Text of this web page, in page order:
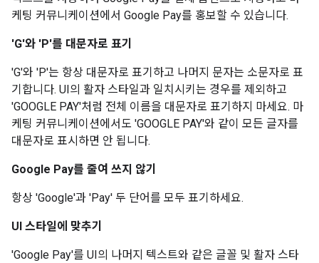
케팅 커뮤니케이션에서 Google Pay를 홍보할 수 있습니다.
'G'와 'P'를 대문자로 표기
'G'와 'P'는 항상 대문자로 표기하고 나머지 문자는 소문자로 표
기합니다. UI의 활자 스타일과 일치시키는 경우를 제외하고
'GOOGLE PAY'처럼 전체 이름을 대문자로 표기하지 마세요. 마
케팅 커뮤니케이션에서도 'GOOGLE PAY'와 같이 모든 글자를
대문자로 표시하면 안 됩니다.
Google Pay를 줄여 쓰지 않기
항상 'Google'과 'Pay' 두 단어를 모두 표기하세요.
UI 스타일에 맞추기
'Google Pay'를 UI의 나머지 텍스트와 같은 글꼴 및 활자 스타